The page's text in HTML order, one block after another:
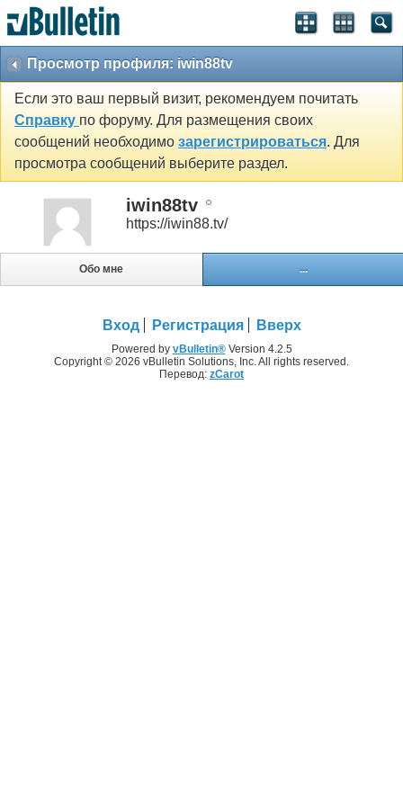
Просмотр профиля: iwin88tv
Если это ваш первый визит, рекомендуем почитать
Справку по форуму. Для размещения своих
сообщений необходимо зарегистрироваться. Для
просмотра сообщений выберите раздел.
iwin88tv
https://iwin88.tv/
Обо мне ...
Вход Регистрация Вверх
Powered by vBulletin®Version 4.2.5
Copyright © 2026 vBulletin Solutions, Inc. All rights reserved.
Перевод: zCarot